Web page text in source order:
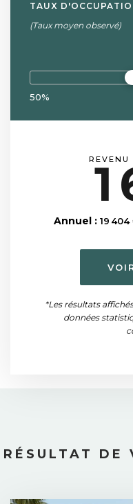
TAUX
(Taux moyen observé)
50%
REVENU
1
Annuel : 19 404
*Les résultats
données
RÉSULTAT DE